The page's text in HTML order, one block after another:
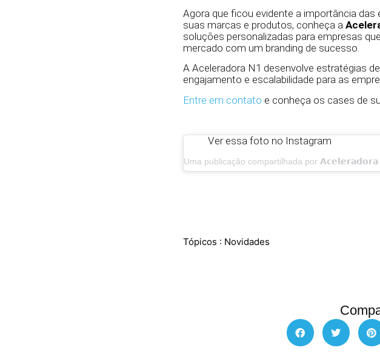
Agora que ficou evidente a importância
suas marcas e produtos, conheça a
soluções personalizadas para empresas
mercado com um branding de sucesso.
A Aceleradora N1 desenvolve estratégias
engajamento e escalabilidade para as
Entre em contato e conheça os cases de
Ver essa foto no Instagram
Tópicos : Novidades